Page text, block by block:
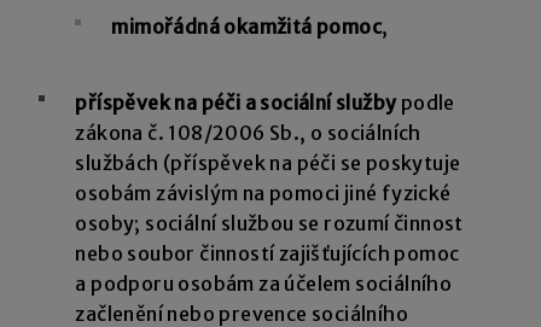
mimořádná okamžitá pomoc,
příspěvek na péči a sociální službypodle
zákona č. 108/2006 Sb., o sociálních
službách (příspěvek na péči se poskytuje
osobám závislým na pomoci jiné fyzické
osoby; sociální službou se rozumí činnost
nebo soubor činností zajišťujících pomoc
a podporu osobám za účelem sociálního
začlenění nebo prevence sociálního